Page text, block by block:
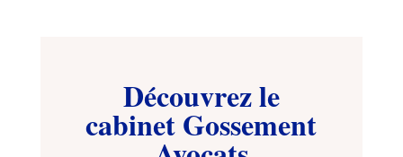
Découvrez le
cabinet Gossement